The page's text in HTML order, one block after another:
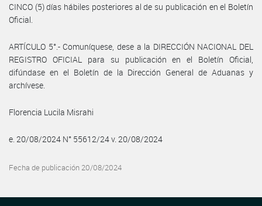
CINCO (5) días hábiles posteriores al de su publicación en el Boletín
Oficial.
ARTÍCULO 5°.- Comuníquese, dese a la DIRECCIÓN NACIONAL DEL
REGISTRO OFICIAL para su publicación en el Boletín Oficial,
difúndase en el Boletín de la Dirección General de Aduanas y
archívese.
Florencia Lucila Misrahi
e. 20/08/2024 N° 55612/24 v. 20/08/2024
Fecha de publicación 20/08/2024